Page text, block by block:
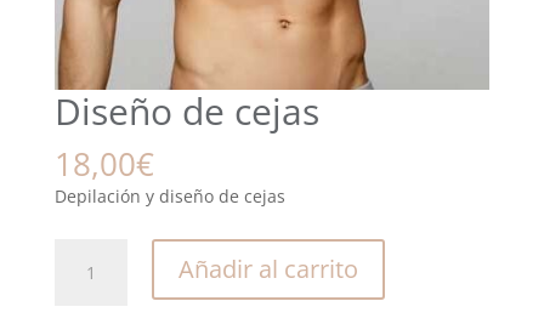
Diseño de cejas
18,00€
Depilación y diseño de cejas
Añadir al carrito